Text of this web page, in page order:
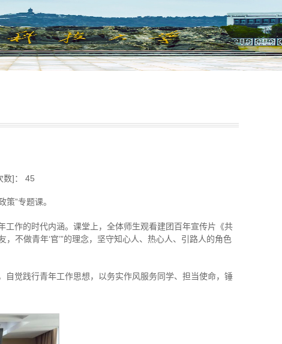
]： 45
”专题课。
作的时代内涵。课堂上，全体师生观看建团百年宣传片《共
不做青年‘官’”的理念，坚守知心人、热心人、引路人的角色
觉践行青年工作思想，以务实作风服务同学、担当使命，锤